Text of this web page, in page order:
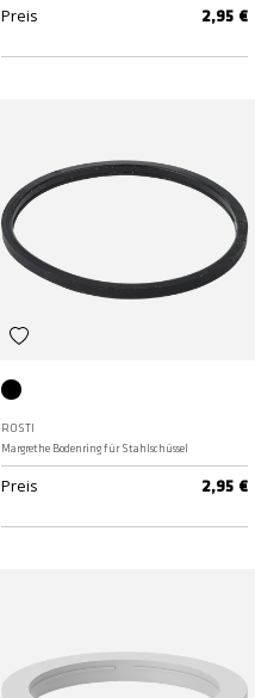
Preis 2,95 €
ROSTI
Margrethe Bodenring für Stahlschüssel
Preis 2,95 €